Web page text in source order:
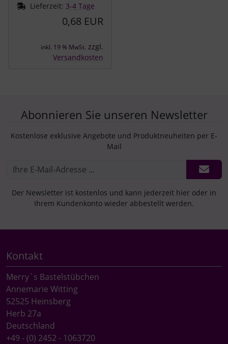
Lieferzeit: 3-4 Tage
0,68 EUR
inkl. 19 % MwSt. zzgl.
Versandkosten
Abonnieren Sie unseren Newsletter
Kostenlose exklusive Angebote und Produktneuheiten per E-
Mail
Der Newsletter ist kostenlos und kann jederzeit hier oder in
Ihrem Kundenkonto wieder abbestellt werden.
Kontakt
Merry`s Bastelstübchen
Annemarie Witting
52525 Heinsberg
Herb 27a
Deutschland
+49 - (0) 2452 - 1063720